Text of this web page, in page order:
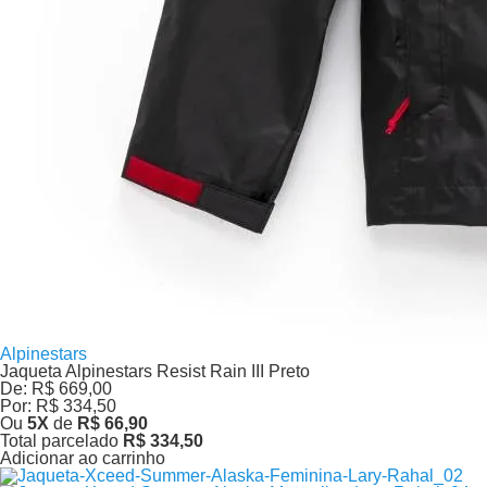
Alpinestars
Jaqueta Alpinestars Resist Rain III Preto
De: R$ 669,00
Por: R$ 334,50
Ou 5X de R$ 66,90
Total parcelado R$ 334,50
Adicionar ao carrinho